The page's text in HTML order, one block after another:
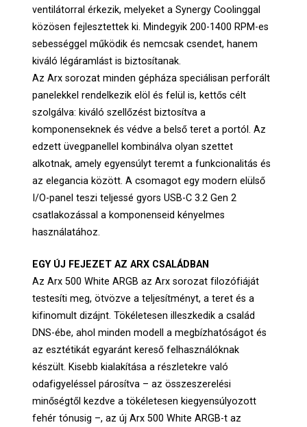
ventilátorral érkezik, melyeket a Synergy Coolinggal
közösen fejlesztettek ki. Mindegyik 200-1400 RPM-es
sebességgel működik és nemcsak csendet, hanem
kiváló légáramlást is biztosítanak.
Az Arx sorozat minden gépháza speciálisan perforált
panelekkel rendelkezik elöl és felül is, kettős célt
szolgálva: kiváló szellőzést biztosítva a
komponenseknek és védve a belső teret a portól. Az
edzett üvegpanellel kombinálva olyan szettet
alkotnak, amely egyensúlyt teremt a funkcionalitás és
az elegancia között. A csomagot egy modern elülső
I/O-panel teszi teljessé gyors USB-C 3.2 Gen 2
csatlakozással a komponenseid kényelmes
használatához.
EGY ÚJ FEJEZET AZ ARX CSALÁDBAN
Az Arx 500 White ARGB az Arx sorozat filozófiáját
testesíti meg, ötvözve a teljesítményt, a teret és a
kifinomult dizájnt. Tökéletesen illeszkedik a család
DNS-ébe, ahol minden modell a megbízhatóságot és
az esztétikát egyaránt kereső felhasználóknak
készült. Kisebb kialakítása a részletekre való
odafigyeléssel párosítva – az összeszerelési
minőségtől kezdve a tökéletesen kiegyensúlyozott
fehér tónusig –, az új Arx 500 White ARGB-t az